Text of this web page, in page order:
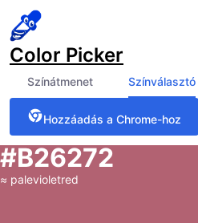
Color Picker
Színátmenet Színválasztó
Hozzáadás a Chrome-hoz
#B26272
≈ palevioletred